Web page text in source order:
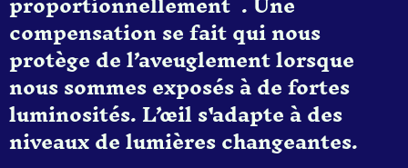
compensation se fait qui nous
protège de l’aveuglement lorsque
nous sommes exposés à de fortes
luminosités. L’œil s'adapte à des
niveaux de lumières changeantes.